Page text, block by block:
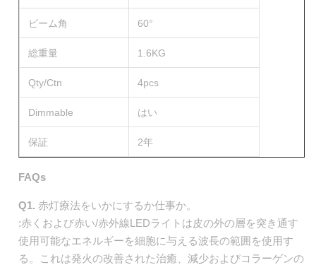
ビーム角 60°
総重量 1.6KG
Qty/Ctn 4pcs
Dimmable はい
保証 2年
FAQs
Q1. 赤灯療法をいかにするか仕事か。
:赤くおよび赤い/赤外線LEDライトは皮の外の層を突き通す
使用可能なエネルギーを細胞に与える波長の範囲を使用す
る。これは発火の改善された治癒、減少およびコラーゲンの